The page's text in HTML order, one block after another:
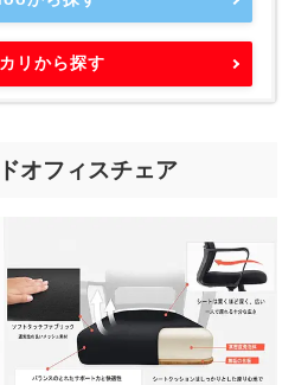
リから探す
オフィスチェア